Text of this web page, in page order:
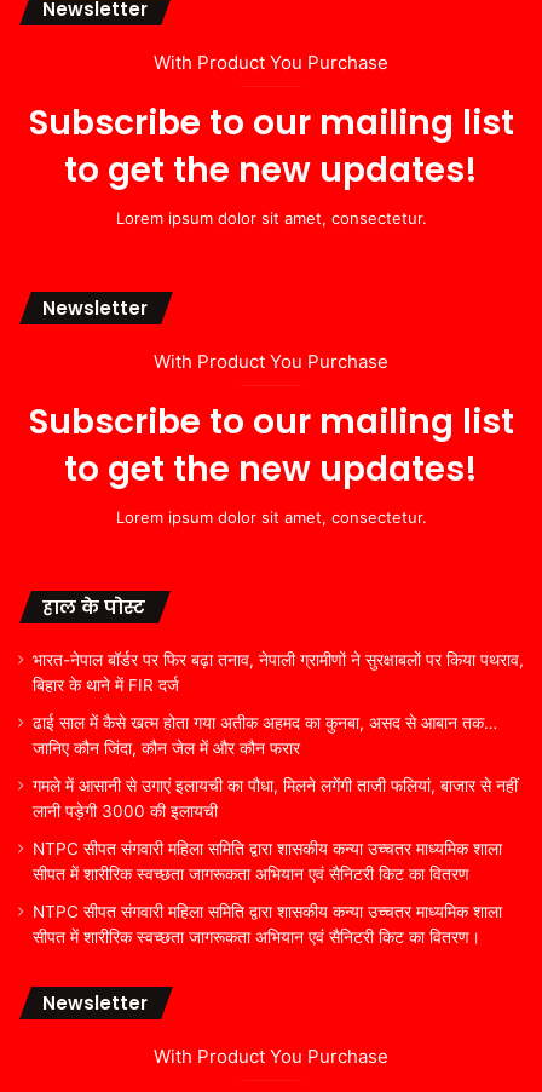
Newsletter
With Product You Purchase
Subscribe to our mailing list
to get the new updates!
Lorem ipsum dolor sit amet, consectetur.
Newsletter
With Product You Purchase
Subscribe to our mailing list
to get the new updates!
Lorem ipsum dolor sit amet, consectetur.
हाल के पोस्ट
भारत-नेपाल बॉर्डर पर फिर बढ़ा तनाव, नेपाली ग्रामीणों ने सुरक्षाबलों पर किया पथराव,
बिहार के थाने में FIR दर्ज
ढाई साल में कैसे खत्म होता गया अतीक अहमद का कुनबा, असद से आबान तक…
जानिए कौन जिंदा, कौन जेल में और कौन फरार
गमले में आसानी से उगाएं इलायची का पौधा, मिलने लगेंगी ताजी फलियां, बाजार से नहीं
लानी पड़ेगी 3000 की इलायची
NTPC सीपत संगवारी महिला समिति द्वारा शासकीय कन्या उच्चतर माध्यमिक शाला
सीपत में शारीरिक स्वच्छता जागरूकता अभियान एवं सैनिटरी किट का वितरण
NTPC सीपत संगवारी महिला समिति द्वारा शासकीय कन्या उच्चतर माध्यमिक शाला
सीपत में शारीरिक स्वच्छता जागरूकता अभियान एवं सैनिटरी किट का वितरण।
Newsletter
With Product You Purchase